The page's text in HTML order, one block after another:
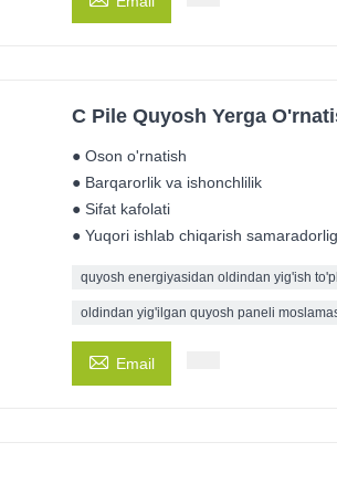
C Pile Quyosh Yerga
● Oson o'rnatish
● Barqarorlik va ishonchlilik
● Sifat kafolati
● Yuqori ishlab chiqarish
quyosh energiyasidan oldindan yig'ish
oldindan yig'ilgan quyosh paneli
 Email